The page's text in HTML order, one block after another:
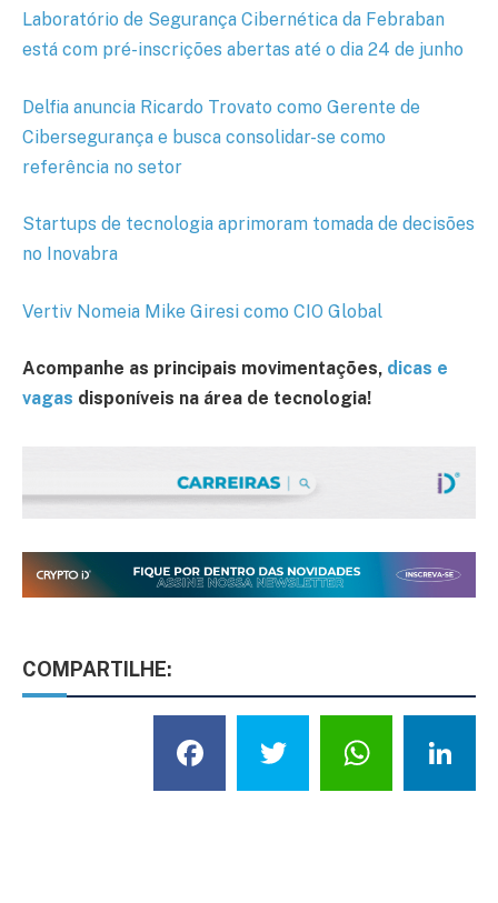
Laboratório de Segurança Cibernética da Febraban
está com pré-inscrições abertas até o dia 24 de junho
Delfia anuncia Ricardo Trovato como Gerente de
Cibersegurança e busca consolidar-se como
referência no setor
Startups de tecnologia aprimoram tomada de decisões
no Inovabra
Vertiv Nomeia Mike Giresi como CIO Global
Acompanhe as principais movimentações, dicas e
vagas disponíveis na área de tecnologia!
COMPARTILHE:
Facebook
Twitter